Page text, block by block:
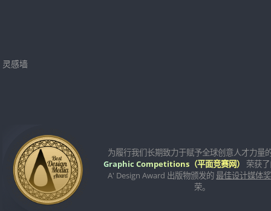
灵感墙
为履行我们长期致力于赋予全球创意人才力量
Graphic Competitions（平面竞赛网）
荣获
A' Design Award 出版物颁发的最佳设计媒体奖
荣。